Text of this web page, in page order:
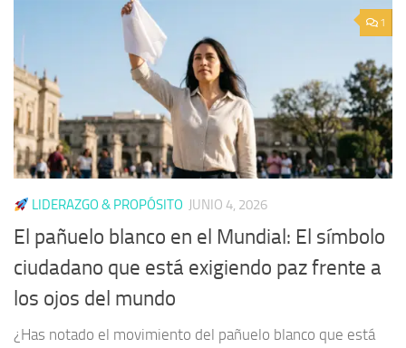
1
LIDERAZGO & PROPÓSITO JUNIO 4, 2026
El pañuelo blanco en el Mundial: El símbolo
ciudadano que está exigiendo paz frente a
los ojos del mundo
¿Has notado el movimiento del pañuelo blanco que está